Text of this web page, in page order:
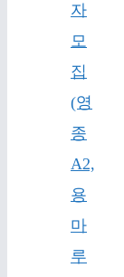
자
모
집
(영
종
A2,
용
마
루